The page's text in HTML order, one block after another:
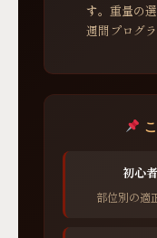
す。重量の
週間プログ
初心
部位別の適